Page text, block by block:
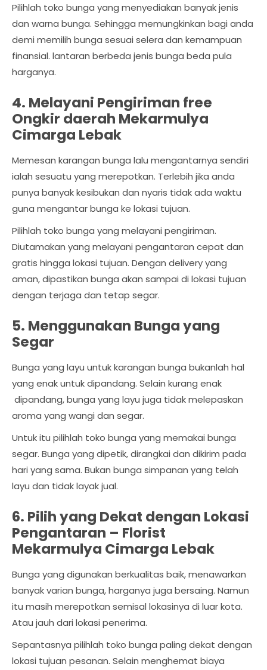
Pilihlah toko bunga yang menyediakan banyak jenis
dan warna bunga. Sehingga memungkinkan bagi anda
demi memilih bunga sesuai selera dan kemampuan
finansial. lantaran berbeda jenis bunga beda pula
harganya.
4. Melayani Pengiriman free
Ongkir daerah Mekarmulya
Cimarga Lebak
Memesan karangan bunga lalu mengantarnya sendiri
ialah sesuatu yang merepotkan. Terlebih jika anda
punya banyak kesibukan dan nyaris tidak ada waktu
guna mengantar bunga ke lokasi tujuan.
Pilihlah toko bunga yang melayani pengiriman.
Diutamakan yang melayani pengantaran cepat dan
gratis hingga lokasi tujuan. Dengan delivery yang
aman, dipastikan bunga akan sampai di lokasi tujuan
dengan terjaga dan tetap segar.
5. Menggunakan Bunga yang
Segar
Bunga yang layu untuk karangan bunga bukanlah hal
yang enak untuk dipandang. Selain kurang enak
dipandang, bunga yang layu juga tidak melepaskan
aroma yang wangi dan segar.
Untuk itu pilihlah toko bunga yang memakai bunga
segar. Bunga yang dipetik, dirangkai dan dikirim pada
hari yang sama. Bukan bunga simpanan yang telah
layu dan tidak layak jual.
6. Pilih yang Dekat dengan Lokasi
Pengantaran – Florist
Mekarmulya Cimarga Lebak
Bunga yang digunakan berkualitas baik, menawarkan
banyak varian bunga, harganya juga bersaing. Namun
itu masih merepotkan semisal lokasinya di luar kota.
Atau jauh dari lokasi penerima.
Sepantasnya pilihlah toko bunga paling dekat dengan
lokasi tujuan pesanan. Selain menghemat biaya